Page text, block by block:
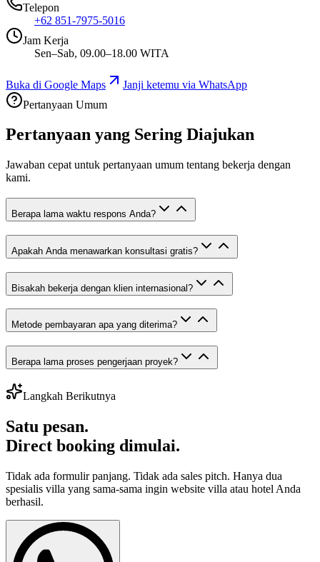
Telepon
+62 851-7975-5016
Jam Kerja
Sen–Sab, 09.00–18.00 WITA
Buka di Google Maps
Janji ketemu via WhatsApp
Pertanyaan Umum
Pertanyaan yang Sering Diajukan
Jawaban cepat untuk pertanyaan umum tentang bekerja dengan
kami.
Berapa lama waktu respons Anda?
Apakah Anda menawarkan konsultasi gratis?
Bisakah bekerja dengan klien internasional?
Metode pembayaran apa yang diterima?
Berapa lama proses pengerjaan proyek?
Langkah Berikutnya
Satu pesan.
Direct booking dimulai.
Tidak ada formulir panjang. Tidak ada sales pitch. Hanya dua
spesialis villa yang sama-sama ingin website villa atau hotel Anda
berhasil.